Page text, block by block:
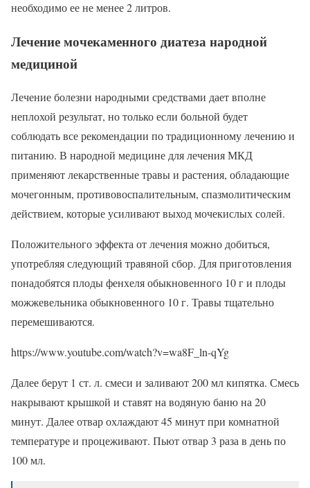
необходимо ее не менее 2 литров.
Лечение мочекаменного диатеза народной
медициной
Лечение болезни народными средствами дает вполне
неплохой результат, но только если больной будет
соблюдать все рекомендации по традиционному лечению и
питанию. В народной медицине для лечения МКД
применяют лекарственные травы и растения, обладающие
мочегонным, противовоспалительным, спазмолитическим
действием, которые усиливают выход мочекислых солей.
Положительного эффекта от лечения можно добиться,
употребляя следующий травяной сбор. Для приготовления
понадобятся плоды фенхеля обыкновенного 10 г и плоды
можжевельника обыкновенного 10 г. Травы тщательно
перемешиваются.
https://www.youtube.com/watch?v=wa8F_ln-qYg
Далее берут 1 ст. л. смеси и заливают 200 мл кипятка. Смесь
накрывают крышкой и ставят на водяную баню на 20
минут. Далее отвар охлаждают 45 минут при комнатной
температуре и процеживают. Пьют отвар 3 раза в день по
100 мл.